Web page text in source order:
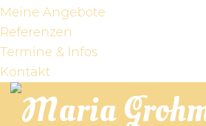
Meine Angebote
Referenzen
Termine & Infos
Kontakt